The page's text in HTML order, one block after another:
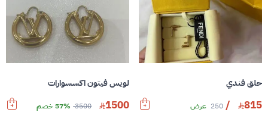
حلق فندي
815
/
250 عرض
لويس فيتون اكسسوارات
1500
3500 57% خصم